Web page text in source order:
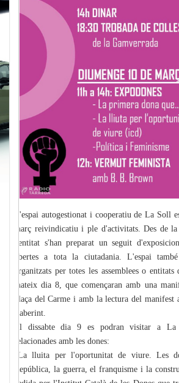
L'espai autogestionat i cooperatiu de La Soll
març reivindicatiu i ple d'activitats. Des de
l'entitat s'han preparat un seguit
obertes a tota la ciutadania. L'espai
organitzats per totes les assemblees o
mateix dia 8, que començaran amb una
plaça del Carme i amb la lectura del manifest
Laberint.
El dissabte dia 9 es podran visitar a La
relacionades amb les dones:
"La lluita per l'oportunitat de viure. Les
República, la guerra, el franquisme i la